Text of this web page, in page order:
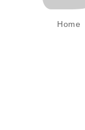
Home